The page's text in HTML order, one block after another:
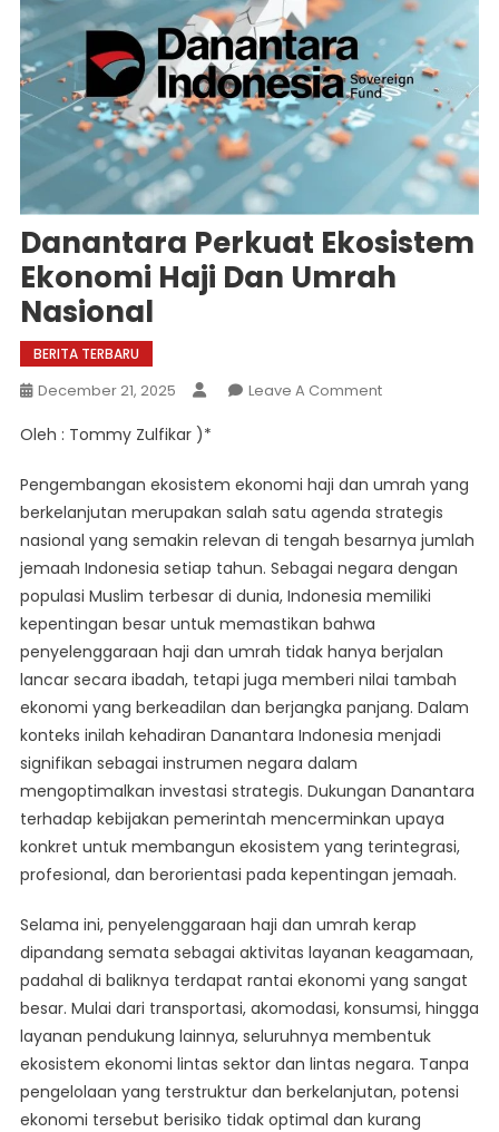
Danantara Perkuat Ekosistem
Ekonomi Haji Dan Umrah
Nasional
BERITA TERBARU
December 21, 2025 Leave A CommentOn
Ekonomi
Haji
Dan
Umrah
Nasional
Oleh : Tommy Zulfikar )*
Pengembangan ekosistem ekonomi haji dan umrah yang
berkelanjutan merupakan salah satu agenda strategis
nasional yang semakin relevan di tengah besarnya jumlah
jemaah Indonesia setiap tahun. Sebagai negara dengan
populasi Muslim terbesar di dunia, Indonesia memiliki
kepentingan besar untuk memastikan bahwa
penyelenggaraan haji dan umrah tidak hanya berjalan
lancar secara ibadah, tetapi juga memberi nilai tambah
ekonomi yang berkeadilan dan berjangka panjang. Dalam
konteks inilah kehadiran Danantara Indonesia menjadi
signifikan sebagai instrumen negara dalam
mengoptimalkan investasi strategis. Dukungan Danantara
terhadap kebijakan pemerintah mencerminkan upaya
konkret untuk membangun ekosistem yang terintegrasi,
profesional, dan berorientasi pada kepentingan jemaah.
Selama ini, penyelenggaraan haji dan umrah kerap
dipandang semata sebagai aktivitas layanan keagamaan,
padahal di baliknya terdapat rantai ekonomi yang sangat
besar. Mulai dari transportasi, akomodasi, konsumsi, hingga
layanan pendukung lainnya, seluruhnya membentuk
ekosistem ekonomi lintas sektor dan lintas negara. Tanpa
pengelolaan yang terstruktur dan berkelanjutan, potensi
ekonomi tersebut berisiko tidak optimal dan kurang